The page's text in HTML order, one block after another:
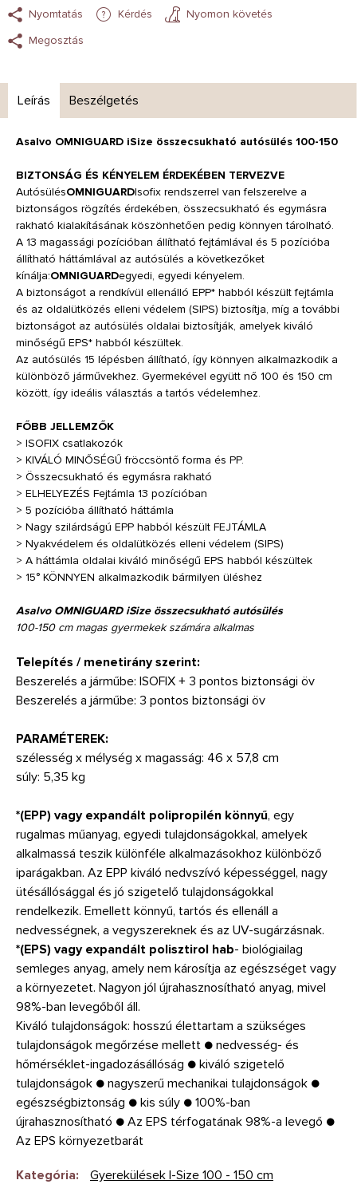
Nyomtatás Kérdés
Nyomon követés
Megosztás
Leírás Beszélgetés
Asalvo OMNIGUARD iSize összecsukható autósülés 100-150
BIZTONSÁG ÉS KÉNYELEM ÉRDEKÉBEN TERVEZVE
AutósülésOMNIGUARDIsofix rendszerrel van felszerelve a
biztonságos rögzítés érdekében, összecsukható és egymásra
rakható kialakításának köszönhetően pedig könnyen tárolható.
A 13 magassági pozícióban állítható fejtámlával és 5 pozícióba
állítható háttámlával az autósülés a következőket
kínálja:OMNIGUARDegyedi, egyedi kényelem.
A biztonságot a rendkívül ellenálló EPP* habból készült fejtámla
és az oldalütközés elleni védelem (SIPS) biztosítja, míg a további
biztonságot az autósülés oldalai biztosítják, amelyek kiváló
minőségű EPS* habból készültek.
Az autósülés 15 lépésben állítható, így könnyen alkalmazkodik a
különböző járművekhez. Gyermekével együtt nő 100 és 150 cm
között, így ideális választás a tartós védelemhez.
FŐBB JELLEMZŐK
> ISOFIX csatlakozók
> KIVÁLÓ MINŐSÉGŰ fröccsöntő forma és PP.
> Összecsukható és egymásra rakható
> ELHELYEZÉS Fejtámla 13 pozícióban
> 5 pozícióba állítható háttámla
> Nagy szilárdságú EPP habból készült FEJTÁMLA
> Nyakvédelem és oldalütközés elleni védelem (SIPS)
> A háttámla oldalai kiváló minőségű EPS habból készültek
> 15° KÖNNYEN alkalmazkodik bármilyen üléshez
Asalvo OMNIGUARD iSize összecsukható autósülés
100-150 cm magas gyermekek számára alkalmas
Telepítés / menetirány szerint:
Beszerelés a járműbe: ISOFIX + 3 pontos biztonsági öv
Beszerelés a járműbe: 3 pontos biztonsági öv
PARAMÉTEREK:
szélesség x mélység x magasság: 46 x 57,8 cm
súly: 5,35 kg
*(EPP) vagy expandált polipropilén könnyű, egy
rugalmas műanyag, egyedi tulajdonságokkal, amelyek
alkalmassá teszik különféle alkalmazásokhoz különböző
iparágakban. Az EPP kiváló nedvszívó képességgel, nagy
ütésállósággal és jó szigetelő tulajdonságokkal
rendelkezik. Emellett könnyű, tartós és ellenáll a
nedvességnek, a vegyszereknek és az UV-sugárzásnak.
*(EPS) vagy expandált polisztirol hab- biológiailag
semleges anyag, amely nem károsítja az egészséget vagy
a környezetet. Nagyon jól újrahasznosítható anyag, mivel
98%-ban levegőből áll.
Kiváló tulajdonságok: hosszú élettartam a szükséges
tulajdonságok megőrzése mellett ● nedvesség- és
hőmérséklet-ingadozásállóság ● kiváló szigetelő
tulajdonságok ● nagyszerű mechanikai tulajdonságok ●
egészségbiztonság ● kis súly ● 100%-ban
újrahasznosítható ● Az EPS térfogatának 98%-a levegő ●
Az EPS környezetbarát
Kategória:
Gyerekülések I-Size 100 - 150 cm